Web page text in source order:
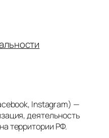
Instagram) —
деятельность
территории РФ.